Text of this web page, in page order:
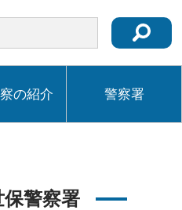
の紹介 警察署
保警察署